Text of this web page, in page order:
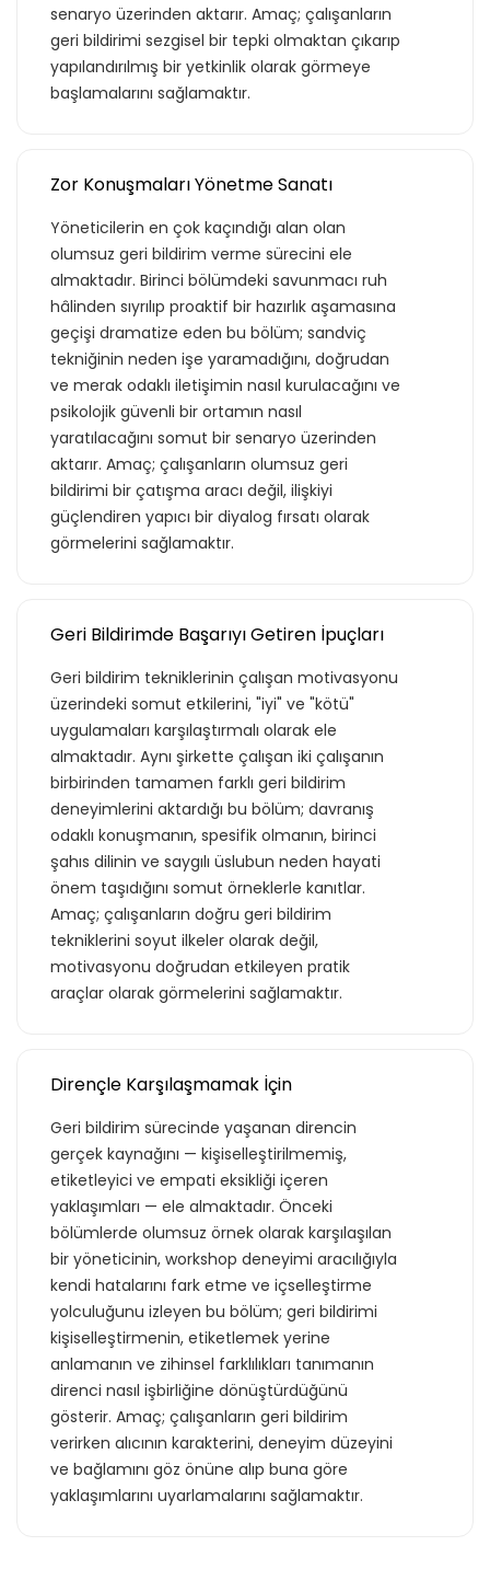
senaryo üzerinden aktarır. Amaç; çalışanların
geri bildirimi sezgisel bir tepki olmaktan çıkarıp
yapılandırılmış bir yetkinlik olarak görmeye
başlamalarını sağlamaktır.
Zor Konuşmaları Yönetme Sanatı
Yöneticilerin en çok kaçındığı alan olan
olumsuz geri bildirim verme sürecini ele
almaktadır. Birinci bölümdeki savunmacı ruh
hâlinden sıyrılıp proaktif bir hazırlık aşamasına
geçişi dramatize eden bu bölüm; sandviç
tekniğinin neden işe yaramadığını, doğrudan
ve merak odaklı iletişimin nasıl kurulacağını ve
psikolojik güvenli bir ortamın nasıl
yaratılacağını somut bir senaryo üzerinden
aktarır. Amaç; çalışanların olumsuz geri
bildirimi bir çatışma aracı değil, ilişkiyi
güçlendiren yapıcı bir diyalog fırsatı olarak
görmelerini sağlamaktır.
Geri Bildirimde Başarıyı Getiren İpuçları
Geri bildirim tekniklerinin çalışan motivasyonu
üzerindeki somut etkilerini, "iyi" ve "kötü"
uygulamaları karşılaştırmalı olarak ele
almaktadır. Aynı şirkette çalışan iki çalışanın
birbirinden tamamen farklı geri bildirim
deneyimlerini aktardığı bu bölüm; davranış
odaklı konuşmanın, spesifik olmanın, birinci
şahıs dilinin ve saygılı üslubun neden hayati
önem taşıdığını somut örneklerle kanıtlar.
Amaç; çalışanların doğru geri bildirim
tekniklerini soyut ilkeler olarak değil,
motivasyonu doğrudan etkileyen pratik
araçlar olarak görmelerini sağlamaktır.
Dirençle Karşılaşmamak İçin
Geri bildirim sürecinde yaşanan direncin
gerçek kaynağını — kişiselleştirilmemiş,
etiketleyici ve empati eksikliği içeren
yaklaşımları — ele almaktadır. Önceki
bölümlerde olumsuz örnek olarak karşılaşılan
bir yöneticinin, workshop deneyimi aracılığıyla
kendi hatalarını fark etme ve içselleştirme
yolculuğunu izleyen bu bölüm; geri bildirimi
kişiselleştirmenin, etiketlemek yerine
anlamanın ve zihinsel farklılıkları tanımanın
direnci nasıl işbirliğine dönüştürdüğünü
gösterir. Amaç; çalışanların geri bildirim
verirken alıcının karakterini, deneyim düzeyini
ve bağlamını göz önüne alıp buna göre
yaklaşımlarını uyarlamalarını sağlamaktır.
Teklif listende 50
adet eğitime